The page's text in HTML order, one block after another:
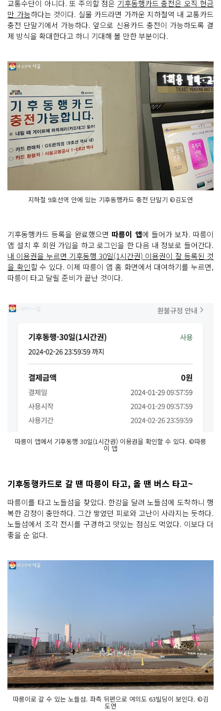
교통수단이 아니다. 또 주의할 점은 기후동행카드 충전은 오직 현금
만 가능하다는 것이다. 실물 카드라면 가까운 지하철역 내 교통카드
충전 단말기에서 가능하다. 앞으로 신용카드 충전이 가능하도록 결
제 방식을 확대한다고 하니 기대해 볼 만한 부분이다.
지하철 9호선역 안에 있는 기후동행카드 충전 단말기 ©김도연
기후동행카드 등록을 완료했으면 따릉이 앱에 들어가 보자. 따릉이
앱 설치 후 회원 가입을 하고 로그인을 한 다음 내 정보로 들어간다.
내 이용권을 누르면 기후동행 30일(1시간권) 이용권이 잘 등록된 것
을 확인할 수 있다. 이제 따릉이 앱 홈 화면에서 대여하기를 누르면,
따릉이 타고 달릴 준비가 끝난 것이다.
따릉이 앱에서 기후동행 30일(1시간권) 이용권을 확인할 수 있다. ©따릉
이 앱
기후동행카드로 갈 땐 따릉이 타고, 올 땐 버스 타고~
따릉이를 타고 노들섬을 찾았다. 한강을 달려 노들섬에 도착하니 행
복한 감정이 충만하다. 그간 쌓였던 피로와 고난이 사라지는 듯하다.
노들섬에서 조각 전시를 구경하고 맛있는 점심도 먹었다. 이보다 더
좋을 순 없다.
따릉이로 갈 수 있는 노들섬. 좌측 뒤편으로 여의도 63빌딩이 보인다. ©김
도연